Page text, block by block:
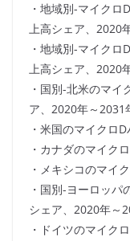
・地域別-マイク
上高シェア、2020
・地域別-マイク
上高シェア、2020
・国別-北米のマイ
ア、2020年～2031
・米国のマイクロ
・カナダのマイク
・メキシコのマイ
・国別-ヨーロッ
シェア、2020年～
・ドイツのマイク